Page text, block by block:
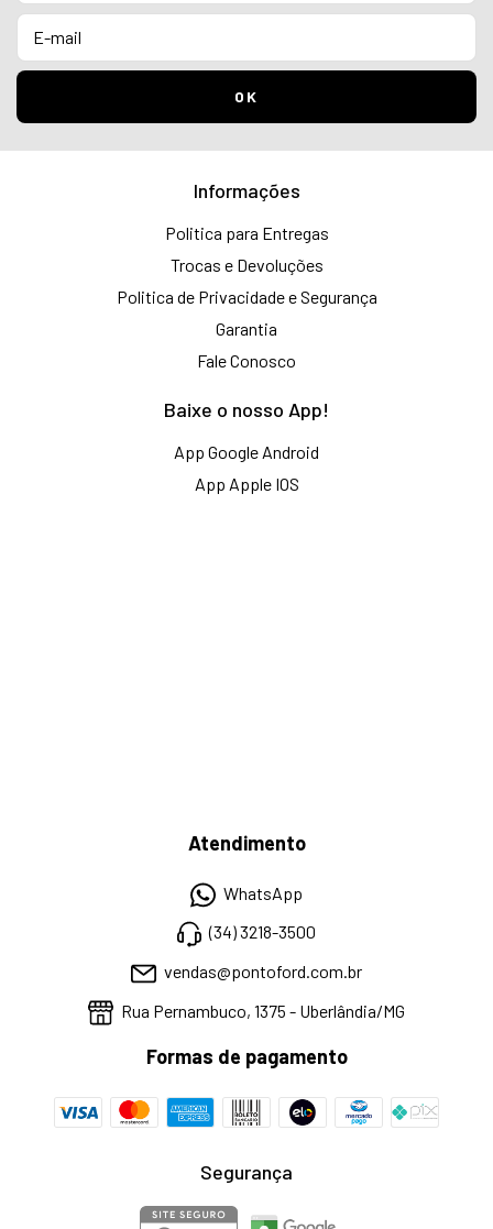
Informações
Politica para Entregas
Trocas e Devoluções
Politica de Privacidade e Segurança
Garantia
Fale Conosco
Baixe o nosso App!
App Google Android
App Apple IOS
Atendimento
WhatsApp
(34) 3218-3500
vendas@pontoford.com.br
Rua Pernambuco, 1375 - Uberlândia/MG
Formas de pagamento
Segurança